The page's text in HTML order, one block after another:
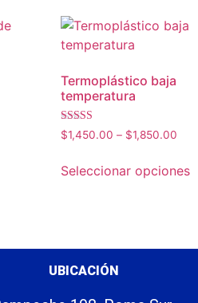
Termoplástico baja
temperatura
Valorado en
5.00
$1,450.00 – $1,850.00
Seleccionar opciones
UBICACIÓN